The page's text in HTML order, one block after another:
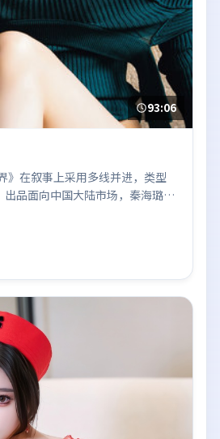
93:06
》在叙事上采用多线并进，类型
出品面向中国大陆市场，秦海璐、
佳音所饰角色推动关键反转，结